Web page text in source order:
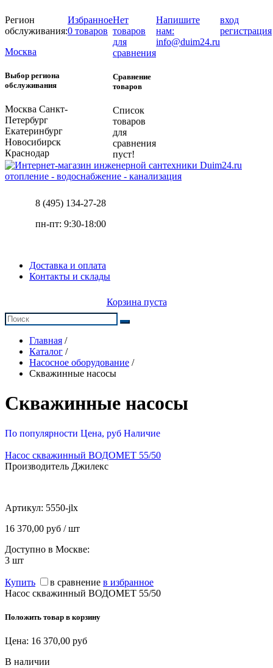
Регион
обслуживания:
Москва
Выбор региона
обслуживания
Москва Санкт-
Петербург
Екатеринбург
Новосибирск
Краснодар
Избранное
0 товаров
Нет
товаров
для
сравнения
Сравнение
товаров
Список
товаров
для
сравнения
пуст!
Напишите
нам:
info@duim24.ru
вход
регистрация
отопление - водоснабжение - канализация
8 (495) 134-27-28
пн-пт: 9:30-18:00
Доставка и оплата
Контакты и склады
Корзина пуста
Главная /
Каталог /
Насосное оборудование /
Скважинные насосы
Скважинные насосы
По популярности Цена, руб Наличие
Насос скважинный ВОДОМЕТ 55/50
Производитель Джилекс
Артикул: 5550-jlx
16 370,00 руб / шт
Доступно в Москве:
3 шт
Купить в сравнение в избранное
Насос скважинный ВОДОМЕТ 55/50
Положить товар в корзину
Цена: 16 370,00 руб
В наличии